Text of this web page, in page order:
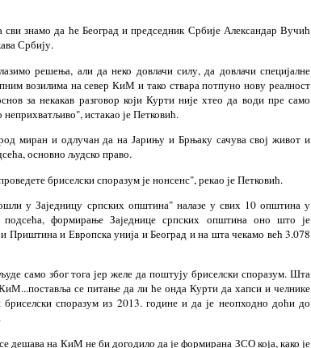
сви знамо да ће Београд и председник Србије Александар Вучић
Србију.
решења, али да неко довлачи силу, да довлачи специјалне
возилима на север КиМ и тако ствара потпуно нову реалност
за некакав разговор који Курти није хтео да води пре само
неприхватљиво", истакао је Петковић.
миран и одлучан да на Јарињу и Брњаку сачува свој живот и
основно људско право.
бриселски споразум је нонсенс", рекао је Петковић.
у Заједницу српских општина" налазе у свих 10 општина у
формирање Заједнице српских општина оно што је
Приштина и Европска унија и Београд и на шта чекамо већ 3.078
само због тога јер желе да поштују бриселски споразум. Шта
се питање да ли ће онда Курти да хапси и челнике
споразум из 2013. године и да је неопходно доћи до
дешава на КиМ не би догодило да је формирана ЗСО која, како је